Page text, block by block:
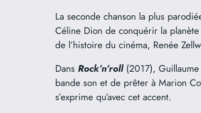
La seconde chanson la plus
Céline Dion de conquérir la
de l’histoire du cinéma, Renée
Dans Rock’n’roll(2017), Guillaume
bande son et de prêter à Marion
s’exprime qu’avec cet accent.